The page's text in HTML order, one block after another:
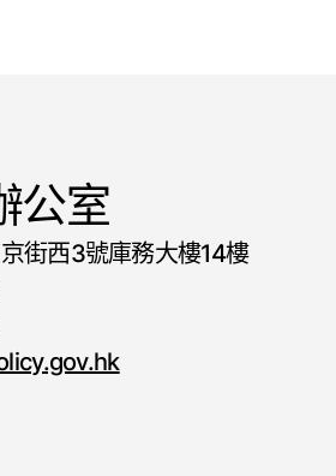
公室
街西3號庫務大樓14樓